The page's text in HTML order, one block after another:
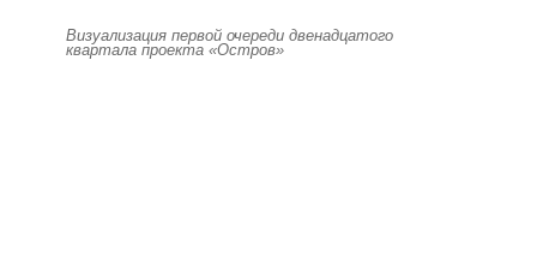
Визуализация первой очереди двенадцатого
квартала проекта «Остров»